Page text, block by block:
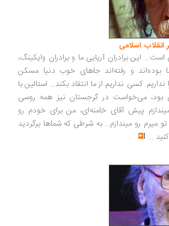
اسلامی
برادران آریایی ما و برادران وایکینگ،
و رفته‌اند جاهای خوب دنیا مسکن
نداریم از ما انتقاد بکند... استالین با
در گرجستان نیز همه روسی
آقای خامنه‌ای، من برای خودم رو
رو میندازم... به شرطی که شماها برگردید